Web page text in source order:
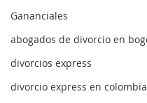
Gananciales
abogados de divorcio en
divorcios express
divorcio express en colombia